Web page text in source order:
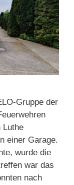
Gruppe der
Luthe
einer Garage.
wurde die
war das
nach